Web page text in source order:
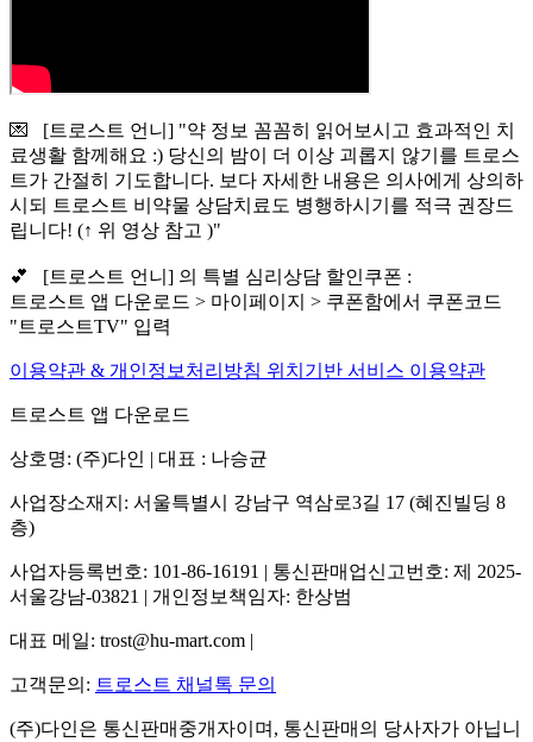
💌 [트로스트 언니] "약 정보 꼼꼼히 읽어보시고 효과적인 치
료생활 함께해요 :) 당신의 밤이 더 이상 괴롭지 않기를 트로스
트가 간절히 기도합니다. 보다 자세한 내용은 의사에게 상의하
시되 트로스트 비약물 상담치료도 병행하시기를 적극 권장드
립니다! (↑ 위 영상 참고 )"
💕 [트로스트 언니] 의 특별 심리상담 할인쿠폰 :
트로스트 앱 다운로드 > 마이페이지 > 쿠폰함에서 쿠폰코드
"트로스트TV" 입력
이용약관 & 개인정보처리방침 위치기반 서비스 이용약관
트로스트 앱 다운로드
상호명: (주)다인 | 대표 : 나승균
사업장소재지: 서울특별시 강남구 역삼로3길 17 (혜진빌딩 8
층)
사업자등록번호: 101-86-16191 | 통신판매업신고번호: 제 2025-
서울강남-03821 | 개인정보책임자: 한상범
대표 메일: trost@hu-mart.com |
고객문의: 트로스트 채널톡 문의
(주)다인은 통신판매중개자이며, 통신판매의 당사자가 아닙니